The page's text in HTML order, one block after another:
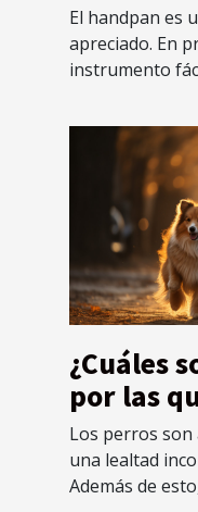
El handpan es
apreciado. En
instrumento
¿Cuáles
por las
a su
tiempo?
Los perros son
una lealtad
Además de